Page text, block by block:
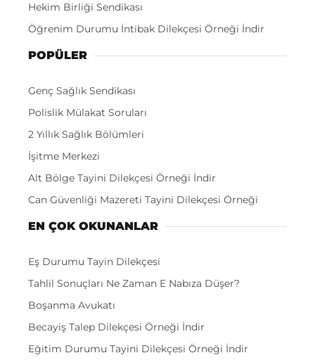
Hekim Birliği Sendikası
Öğrenim Durumu İntibak Dilekçesi Örneği İndir
POPÜLER
Genç Sağlık Sendikası
Polislik Mülakat Soruları
2 Yıllık Sağlık Bölümleri
İşitme Merkezi
Alt Bölge Tayini Dilekçesi Örneği İndir
Can Güvenliği Mazereti Tayini Dilekçesi Örneği
EN ÇOK OKUNANLAR
Eş Durumu Tayin Dilekçesi
Tahlil Sonuçları Ne Zaman E Nabıza Düşer?
Boşanma Avukatı
Becayiş Talep Dilekçesi Örneği İndir
Eğitim Durumu Tayini Dilekçesi Örneği İndir